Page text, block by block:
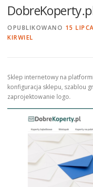
OPUBLIKOWANO 15
KIRWIEL
Sklep internetowy na
konfiguracja sklepu, szablou
zaprojektowanie logo.